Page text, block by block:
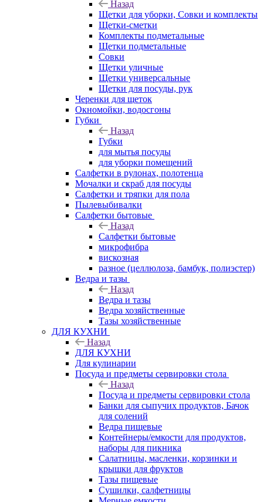
Назад
Щетки для уборки, Совки и комплекты
Щетки-сметки
Комплекты подметальные
Щетки подметальные
Совки
Щетки уличные
Щетки универсальные
Щетки для посуды, рук
Черенки для щеток
Окномойки, водосгоны
Губки
Назад
Губки
для мытья посуды
для уборки помещений
Салфетки в рулонах, полотенца
Мочалки и скраб для посуды
Салфетки и тряпки для пола
Пылевыбивалки
Салфетки бытовые
Назад
Салфетки бытовые
микрофибра
вискозная
разное (целлюлоза, бамбук, полиэстер)
Ведра и тазы
Назад
Ведра и тазы
Ведра хозяйственные
Тазы хозяйственные
ДЛЯ КУХНИ
Назад
ДЛЯ КУХНИ
Для кулинарии
Посуда и предметы сервировки стола
Назад
Посуда и предметы сервировки стола
Банки для сыпучих продуктов, Бачок
для солений
Ведра пищевые
Контейнеры/емкости для продуктов,
наборы для пикника
Салатницы, масленки, корзинки и
крышки для фруктов
Тазы пищевые
Сушилки, салфетницы